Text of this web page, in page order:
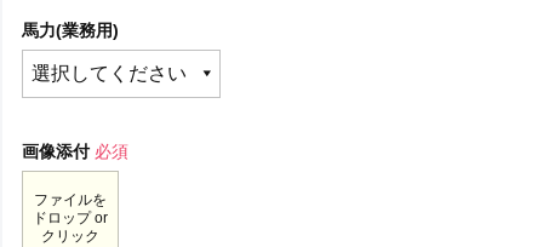
馬力(業務用)
画像添付 必須
ファイルを
ドロップ or
クリック